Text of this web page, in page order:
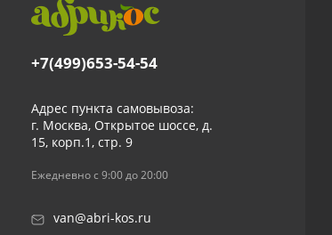
+7(499)653-54-54
Адрес пункта самовывоза:
г. Москва, Открытое шоссе, д.
15, корп.1, стр. 9
Ежедневно с 9:00 до 20:00
van@abri-kos.ru